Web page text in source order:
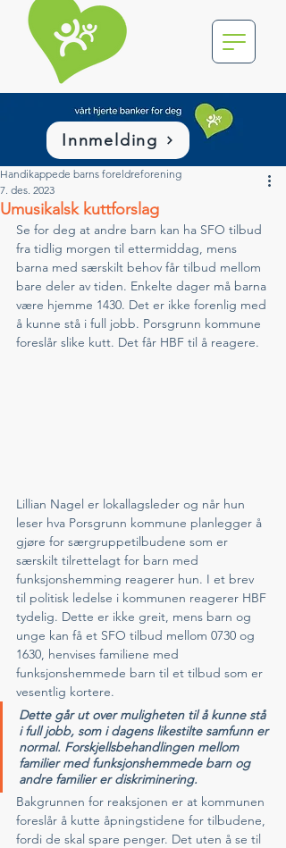
Innmelding
Umusikalsk kuttforslag
Handikappede barns foreldreforening
7. des. 2023
Se for deg at andre barn kan ha SFO tilbud
fra tidlig morgen til ettermiddag, mens
barna med særskilt behov får tilbud mellom
bare deler av tiden. Enkelte dager må barna
være hjemme 1430. Det er ikke forenlig med
å kunne stå i full jobb. Porsgrunn kommune
foreslår slike kutt. Det får HBF til å reagere.
Lillian Nagel er lokallagsleder og når hun
leser hva Porsgrunn kommune planlegger å
gjøre for særgruppetilbudene som er
særskilt tilrettelagt for barn med
funksjonshemming reagerer hun. I et brev
til politisk ledelse i kommunen reagerer HBF
tydelig. Dette er ikke greit, mens barn og
unge kan få et SFO tilbud mellom 0730 og
1630, henvises familiene med
funksjonshemmede barn til et tilbud som er
vesentlig kortere.
Dette går ut over muligheten til å kunne stå
i full jobb, som i dagens likestilte samfunn er
normal. Forskjellsbehandlingen mellom
familier med funksjonshemmede barn og
andre familier er diskriminering.
Bakgrunnen for reaksjonen er at kommunen
foreslår å kutte åpningstidene for tilbudene,
fordi de skal spare penger. Det uten å se til